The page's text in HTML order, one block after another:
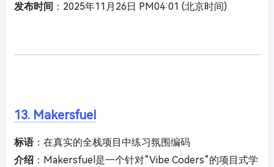
发布时间 ：2025年11月26日 PM04:01 (北京时间)
13. Makersfuel
标语：在真实的全栈项目中练习氛围编码
介绍 ：Makersfuel是一个针对“Vibe Coders”的项目式学